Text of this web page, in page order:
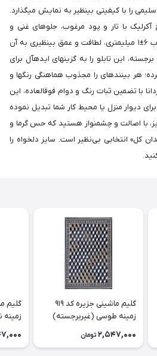
را با کیفیتی بینظیر به نمایش میگذارد.
و نخ آکرلیک با تار و پود مرغوب، جلوهای غنی و
چشمنواز خلق کرده که ارتفاع خاب ۶±۱ میلیمتری، لطافت و عمق بینظیری به آن
این تابلو را به گزینهای ایدهآل برای
هر بینندهای را مجذوب هماهنگی رنگها و
با تضمین ثبات رنگ و دوام فوقالعاده، این
دیوار منزل یا محیط کار شما تبدیل نموده
با اصالت و چشمنواز هستید که حس گرما و
کل» انتخابی بی‌نظیر است. سایز دلخواه را
گلیم ماشینی جزیره کد 919
زمینه طوسی (غیربرجسته)
2,547,000 تومان
زمینه